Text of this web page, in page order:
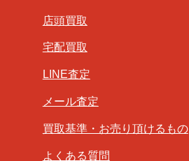
店頭買取
宅配買取
LINE査定
メール査定
買取基準・お売り頂けるもの
よくある質問